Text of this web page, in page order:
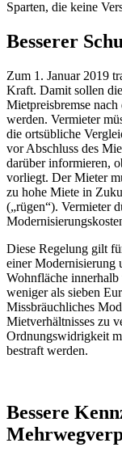
Sparten, die keine
Besserer
Zum 1. Januar 2019
Kraft. Damit sollen
Mietpreisbremse
werden. Vermieter
die ortsübliche
vor Abschluss des
darüber informieren,
vorliegt. Der Mieter
zu hohe Miete in
(„rügen“). Vermieter
Diese Regelung gilt
einer Modernisierung
Wohnfläche innerhalb
weniger als sieben
Missbräuchliches
Mietverhältnisses zu
Ordnungswidrigkeit
bestraft werden.
Bessere